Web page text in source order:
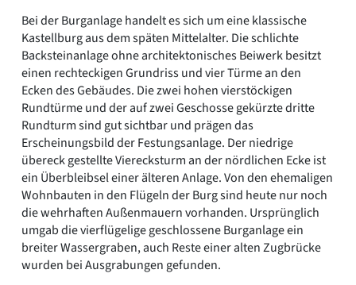
Bei der Burganlage handelt es sich um eine klassische
Kastellburg aus dem späten Mittelalter. Die schlichte
Backsteinanlage ohne architektonisches Beiwerk besitzt
einen rechteckigen Grundriss und vier Türme an den
Ecken des Gebäudes. Die zwei hohen vierstöckigen
Rundtürme und der auf zwei Geschosse gekürzte dritte
Rundturm sind gut sichtbar und prägen das
Erscheinungsbild der Festungsanlage. Der niedrige
übereck gestellte Vierecksturm an der nördlichen Ecke ist
ein Überbleibsel einer älteren Anlage. Von den ehemaligen
Wohnbauten in den Flügeln der Burg sind heute nur noch
die wehrhaften Außenmauern vorhanden. Ursprünglich
umgab die vierflügelige geschlossene Burganlage ein
breiter Wassergraben, auch Reste einer alten Zugbrücke
wurden bei Ausgrabungen gefunden.